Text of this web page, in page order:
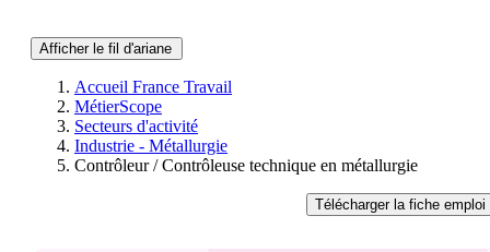
Afficher le fil d'ariane
Accueil France Travail
MétierScope
Secteurs d'activité
Industrie - Métallurgie
Contrôleur / Contrôleuse technique en métallurgie
Télécharger la fiche emploi